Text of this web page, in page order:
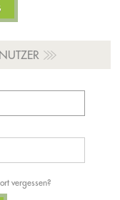
vergessen?